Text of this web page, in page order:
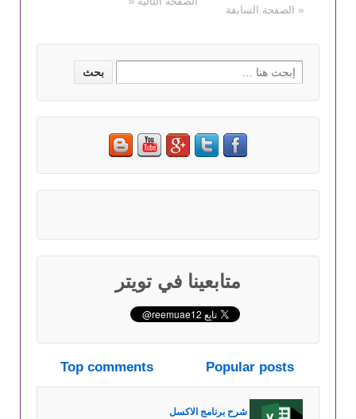
« الصفحة السابقة
Search for:
متابعينا في تويتر
Popular posts
Top comments
شرح برنامج الاكسل